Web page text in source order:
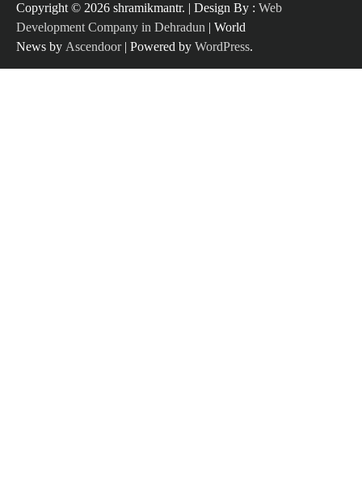
Copyright ©️ 2026 shramikmantr. | Design By : Web
Development Company in Dehradun | World
News by Ascendoor| Powered by WordPress.